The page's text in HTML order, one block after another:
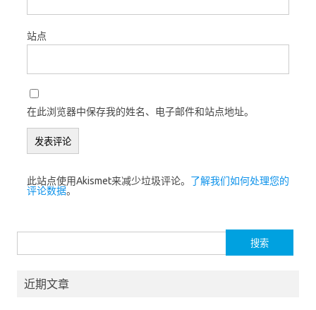
站点
在此浏览器中保存我的姓名、电子邮件和站点地址。
此站点使用Akismet来减少垃圾评论。 了解我们如何处理您的
评论数据。
索：
近期文章